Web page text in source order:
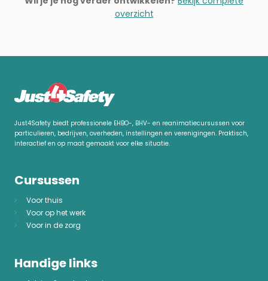
overzicht
Just4Safety biedt professionele EHBO-, BHV- en reanimatiecursussen voor
particulieren, bedrijven, overheden, instellingen en verenigingen. Praktisch,
interactief en op maat gemaakt voor elke situatie.
Cursussen
Voor thuis
Voor op het werk
Voor in de zorg
Handige links